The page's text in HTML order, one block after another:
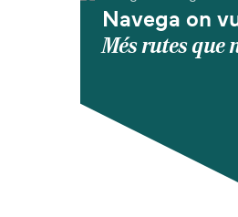
Navega on
Més rutes que